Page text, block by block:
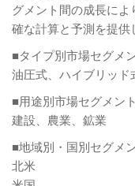
グメント間の成長に
確な計算と予測を提供
■タイプ別市場セグメ
油圧式、ハイブリッド
■用途別市場セグメント
建設、農業、鉱業
■地域別・国別セグメ
北米